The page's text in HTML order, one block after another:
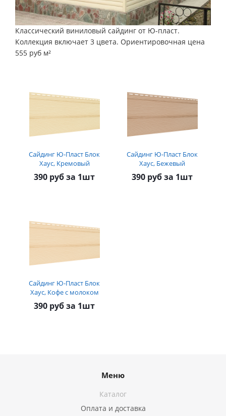
Классический виниловый сайдинг от Ю-пласт.
Коллекция включает 3 цвета. Ориентировочная цена
555 руб м²
Сайдинг Ю-Пласт Блок
Хаус, Кремовый
390 руб за 1шт
Сайдинг Ю-Пласт Блок
Хаус, Бежевый
390 руб за 1шт
Сайдинг Ю-Пласт Блок
Хаус, Кофе с молоком
390 руб за 1шт
Меню
Каталог
Оплата и доставка